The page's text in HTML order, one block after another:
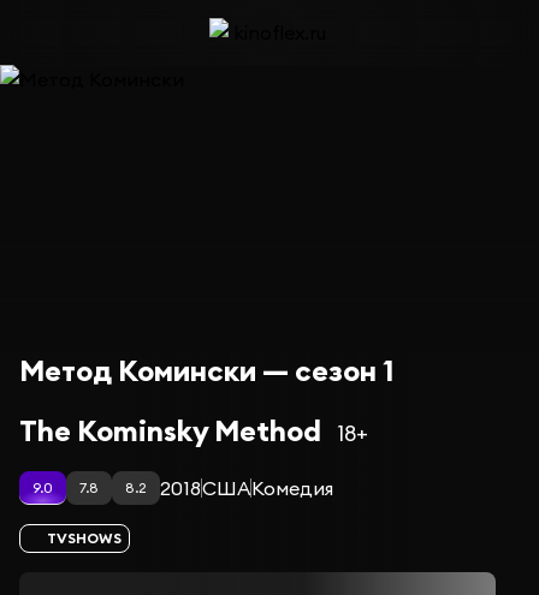
Метод Комински — сезон 1
The Kominsky Method
18+
9.0 7.8 8.2 2018СШАКомедия
TVSHOWS